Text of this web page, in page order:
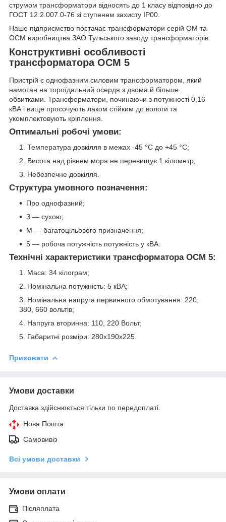
струмом трансформатори відносять до 1 класу відповідно до
ГОСТ 12.2.007.0-76 зі ступенем захисту IP00.
Наше підприємство постачає трансформатори серій ОМ та
ОСМ виробництва ЗАО Тульського заводу трансформаторів.
Конструктивні особливості
трансформатора ОСМ 5
Пристрій є однофазним силовим трансформатором, який
намотан на тороїдальний осердя з двома й більше
обвитками. Трансформатори, починаючи з потужності 0,16
кВА і вище просочують лаком стійким до вологи та
укомплектовують кріплення.
Оптимальні робочі умови:
Температура довкілля в межах -45 °C до +45 °C;
Висота над рівнем моря не перевищує 1 кілометр;
Небезпечне довкілля.
Структура умовного позначення:
Про однофазний;
З ― сухою;
М — багатоцільового призначення;
5 — робоча потужність потужність у кВА.
Технічні характеристики трансформатора ОСМ 5:
Маса: 34 кілограм;
Номінальна потужність: 5 кВА;
Номінальна напруга первинного обмотування: 220,
380, 660 вольтів;
Напруга вторинна: 110, 220 Вольт;
Габаритні розміри: 280х190х225.
Приховати
Умови доставки
Доставка здійснюється тільки по передоплаті.
Нова Пошта
Самовивіз
Всі умови доставки
Умови оплати
Післяплата